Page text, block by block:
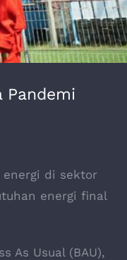
Pandemi
energi di sektor
energi final
As Usual (BAU),